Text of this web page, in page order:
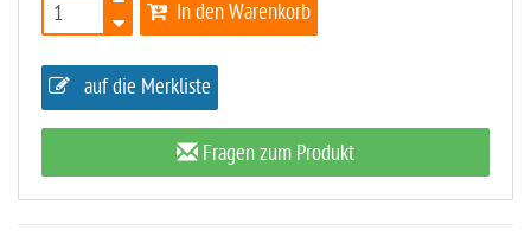
In den Warenkorb
auf die Merkliste
Fragen zum Produkt